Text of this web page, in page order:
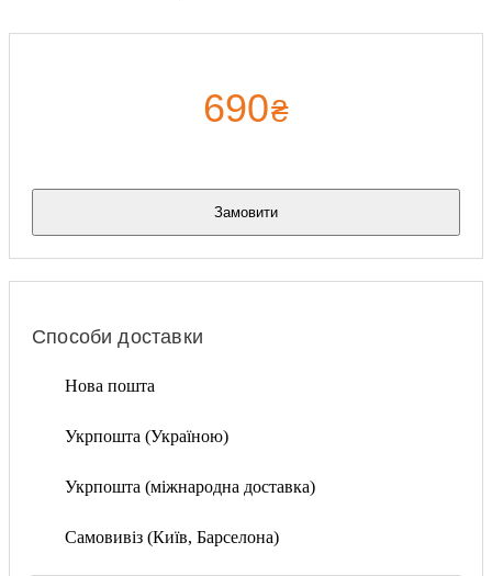
690₴
Замовити
Способи доставки
Нова пошта
Укрпошта (Україною)
Укрпошта (міжнародна доставка)
Самовивіз (Київ, Барселона)